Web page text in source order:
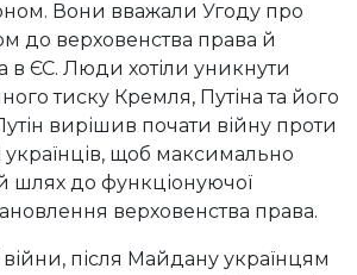
Вони вважали Угоду про
до верховенства права й
в ЄС. Люди хотіли уникнути
тиску Кремля, Путіна та його
вирішив почати війну проти
українців, щоб максимально
шлях до функціонуючої
верховенства права.
війни, після Майдану українцям